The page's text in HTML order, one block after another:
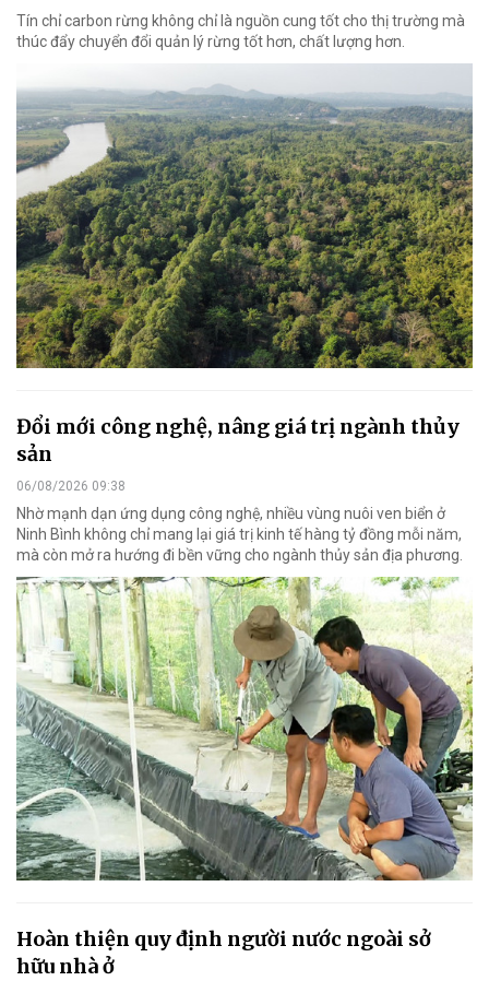
Tín chỉ carbon rừng không chỉ là nguồn cung tốt cho thị trường mà
thúc đẩy chuyển đổi quản lý rừng tốt hơn, chất lượng hơn.
Đổi mới công nghệ, nâng giá trị ngành thủy
sản
06/08/2026 09:38
Nhờ mạnh dạn ứng dụng công nghệ, nhiều vùng nuôi ven biển ở
Ninh Bình không chỉ mang lại giá trị kinh tế hàng tỷ đồng mỗi năm,
mà còn mở ra hướng đi bền vững cho ngành thủy sản địa phương.
Hoàn thiện quy định người nước ngoài sở
hữu nhà ở